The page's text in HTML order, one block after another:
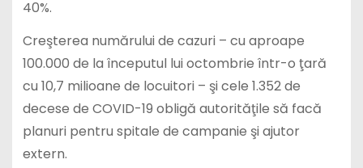
40%.
Creşterea numărului de cazuri – cu aproape
100.000 de la începutul lui octombrie într-o ţară
cu 10,7 milioane de locuitori – şi cele 1.352 de
decese de COVID-19 obligă autorităţile să facă
planuri pentru spitale de campanie şi ajutor
extern.